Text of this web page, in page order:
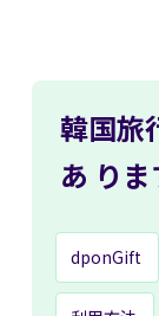
韓国旅
あ り
dponGift